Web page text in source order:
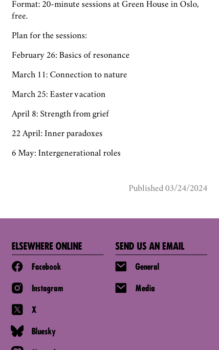
Format: 20-minute sessions at Green House in Oslo,
free.
Plan for the sessions:
February 26: Basics of resonance
March 11: Connection to nature
March 25: Easter vacation
April 8: Strength from grief
22 April: Inner paradoxes
6 May: Intergenerational roles
Published 03/24/2024
ELSEWHERE ONLINE
Facebook
Instagram
X
Bluesky
SEND US AN EMAIL
General
Media